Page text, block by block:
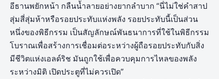
อีธานพยักหน้า กลืนน้ำลายอย่างยากลำบาก “นี่ไม่ใช่คำสาป
สุ่มสี่สุ่มห้าหรือรอยประทับแห่งพลัง รอยประทับนี้เป็นส่วน
หนึ่งของพิธีกรรม เป็นสัญลักษณ์พันธนาการที่ใช้ในพิธีกรรม
โบราณเพื่อสร้างการเชื่อมต่อระหว่างผู้ถือรอยประทับกับสิ่ง
มีชีวิตแห่งเอลด์ริช มันถูกใช้เพื่อควบคุมการไหลของพลัง
ระหว่างมิติ เปิดประตูที่ไม่ควรเปิด”